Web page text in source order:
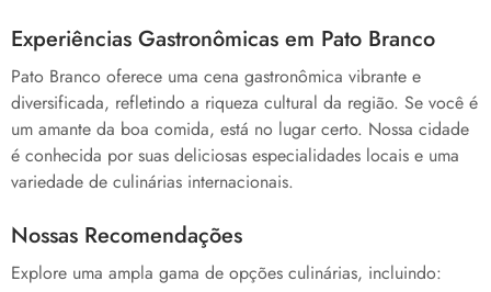
Experiências Gastronômicas em Pato Branco
Pato Branco oferece uma cena gastronômica vibrante e
diversificada, refletindo a riqueza cultural da região. Se você é
um amante da boa comida, está no lugar certo. Nossa cidade
é conhecida por suas deliciosas especialidades locais e uma
variedade de culinárias internacionais.
Nossas Recomendações
Explore uma ampla gama de opções culinárias, incluindo: